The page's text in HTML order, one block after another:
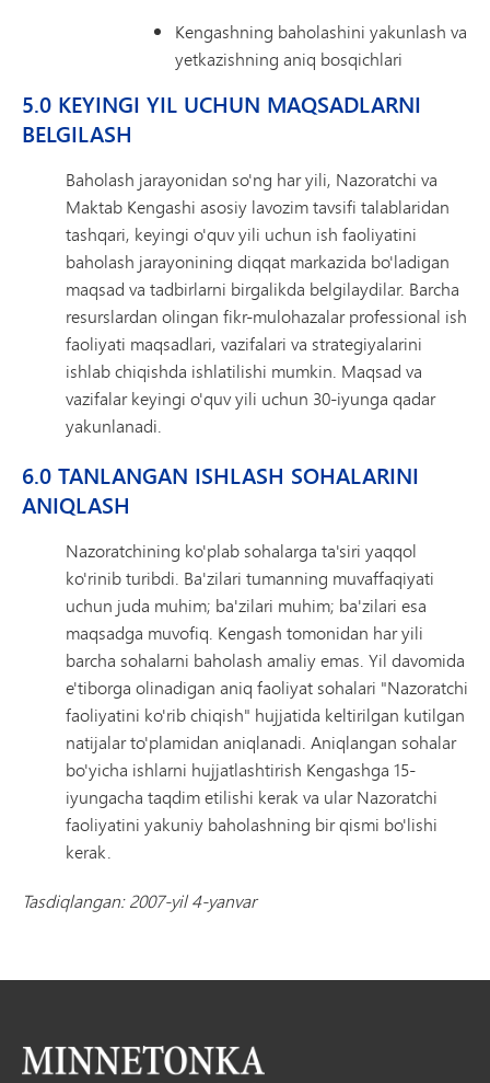
Kengashning baholashini yakunlash va
yetkazishning aniq bosqichlari
5.0 KEYINGI YIL UCHUN MAQSADLARNI
BELGILASH
Baholash jarayonidan so'ng har yili, Nazoratchi va
Maktab Kengashi asosiy lavozim tavsifi talablaridan
tashqari, keyingi o'quv yili uchun ish faoliyatini
baholash jarayonining diqqat markazida bo'ladigan
maqsad va tadbirlarni birgalikda belgilaydilar. Barcha
resurslardan olingan fikr-mulohazalar professional ish
faoliyati maqsadlari, vazifalari va strategiyalarini
ishlab chiqishda ishlatilishi mumkin. Maqsad va
vazifalar keyingi o'quv yili uchun 30-iyunga qadar
yakunlanadi.
6.0 TANLANGAN ISHLASH SOHALARINI
ANIQLASH
Nazoratchining ko'plab sohalarga ta'siri yaqqol
ko'rinib turibdi. Ba'zilari tumanning muvaffaqiyati
uchun juda muhim; ba'zilari muhim; ba'zilari esa
maqsadga muvofiq. Kengash tomonidan har yili
barcha sohalarni baholash amaliy emas. Yil davomida
e'tiborga olinadigan aniq faoliyat sohalari "Nazoratchi
faoliyatini ko'rib chiqish" hujjatida keltirilgan kutilgan
natijalar to'plamidan aniqlanadi. Aniqlangan sohalar
bo'yicha ishlarni hujjatlashtirish Kengashga 15-
iyungacha taqdim etilishi kerak va ular Nazoratchi
faoliyatini yakuniy baholashning bir qismi bo'lishi
kerak.
Tasdiqlangan: 2007-yil 4-yanvar